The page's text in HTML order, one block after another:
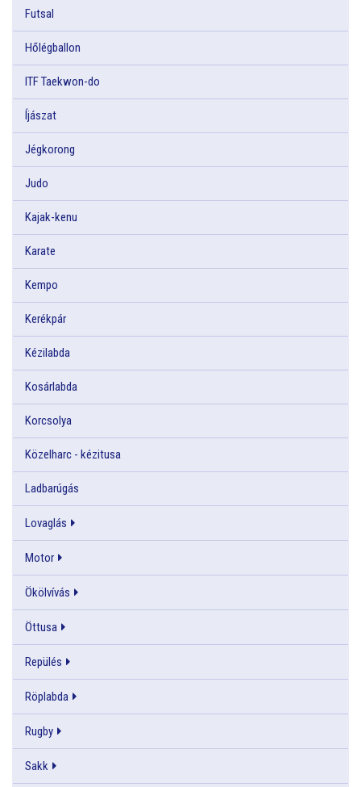
Futsal
Hőlégballon
ITF Taekwon-do
Íjászat
Jégkorong
Judo
Kajak-kenu
Karate
Kempo
Kerékpár
Kézilabda
Kosárlabda
Korcsolya
Közelharc - kézitusa
Ladbarúgás
Lovaglás
Motor
Ökölvívás
Öttusa
Repülés
Röplabda
Rugby
Sakk